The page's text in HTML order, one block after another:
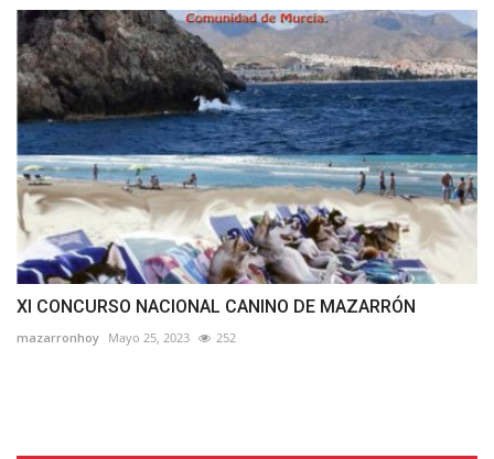
XI CONCURSO NACIONAL CANINO DE MAZARRÓN
mazarronhoy Mayo 25, 2023 252